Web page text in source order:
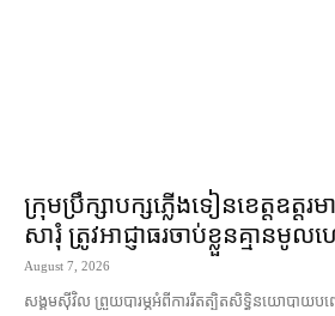
ក្រុមប្រឹក្សា​បក្ស​ភ្លើងទៀន​ខេត្ត​ឧ
សារុំ ត្រូវ​អាជ្ញាធរ​ចាប់ខ្លួន​គ្មាន​មូល
August 7, 2026
សង្គម​ស៊ីវិល ព្រួយបារម្ភ​អំពី​ការ​រឹតត្បិត​សិទ្ធិ​នយោបាយ​ប